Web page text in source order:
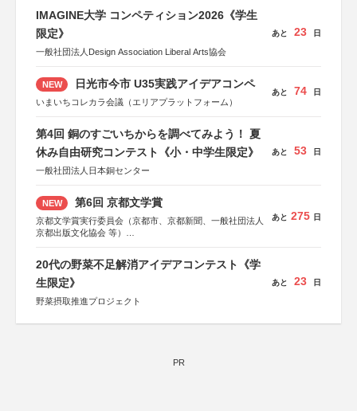
IMAGINE大学 コンペティション2026《学生
限定》
一般社団法人Design Association Liberal Arts協会
あと 23 日
NEW 日光市今市 U35実践アイデアコンペ
いまいちコレカラ会議（エリアプラットフォーム）
あと 74 日
第4回 銅のすごいちからを調べてみよう！ 夏
休み自由研究コンテスト《小・中学生限定》
一般社団法人日本銅センター
あと 53 日
NEW 第6回 京都文学賞
京都文学賞実行委員会（京都市、京都新聞、一般社団法人
京都出版文化協会 等）
集英社、小学館、祥伝社、新潮社、淡交社、ちいさいミシ
マ社、徳間書店、早川書房、PHP研究所、双葉社、文藝春
あと 275 日
20代の野菜不足解消アイデアコンテスト《学
生限定》
野菜摂取推進プロジェクト
あと 23 日
PR